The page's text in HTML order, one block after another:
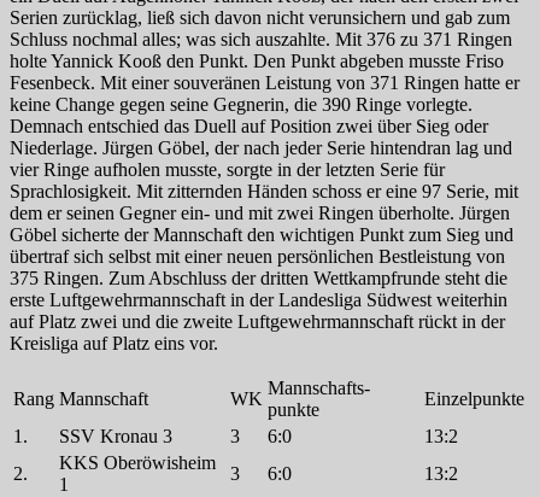
Serien zurücklag, ließ sich davon nicht verunsichern und gab zum
Schluss nochmal alles; was sich auszahlte. Mit 376 zu 371 Ringen
holte Yannick Kooß den Punkt. Den Punkt abgeben musste Friso
Fesenbeck. Mit einer souveränen Leistung von 371 Ringen hatte er
keine Change gegen seine Gegnerin, die 390 Ringe vorlegte.
Demnach entschied das Duell auf Position zwei über Sieg oder
Niederlage. Jürgen Göbel, der nach jeder Serie hintendran lag und
vier Ringe aufholen musste, sorgte in der letzten Serie für
Sprachlosigkeit. Mit zitternden Händen schoss er eine 97 Serie, mit
dem er seinen Gegner ein- und mit zwei Ringen überholte. Jürgen
Göbel sicherte der Mannschaft den wichtigen Punkt zum Sieg und
übertraf sich selbst mit einer neuen persönlichen Bestleistung von
375 Ringen. Zum Abschluss der dritten Wettkampfrunde steht die
erste Luftgewehrmannschaft in der Landesliga Südwest weiterhin
auf Platz zwei und die zweite Luftgewehrmannschaft rückt in der
Kreisliga auf Platz eins vor.
Rang Mannschaft WK
Mannschafts-
punkte
Einzelpunkte
1.
SSV Kronau 3 3 6:0
13:2
2.
KKS Oberöwisheim
1
3 6:0
13:2